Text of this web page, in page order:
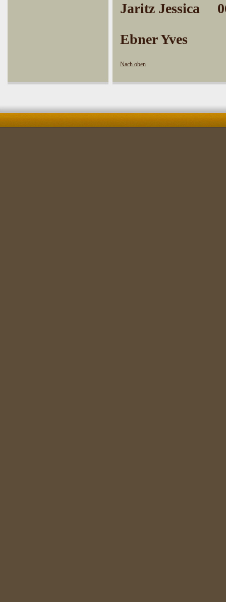
Jaritz Jessica
Ebner
Nach oben